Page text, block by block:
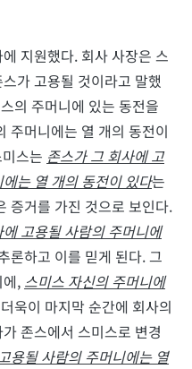
지원했다. 회사 사장은 스
가 고용될 것이라고 말했
의 주머니에 있는 동전을
주머니에는 열 개의 동전이
스는 존스가 그 회사에 고
는 열 개의 동전이 있다는
증거를 가진 것으로 보인다.
고용될 사람의 주머니에
론하고 이를 믿게 된다. 그
, 스미스 자신의 주머니에
욱이 마지막 순간에 회사의
존스에서 스미스로 변경
용될 사람의 주머니에는 열